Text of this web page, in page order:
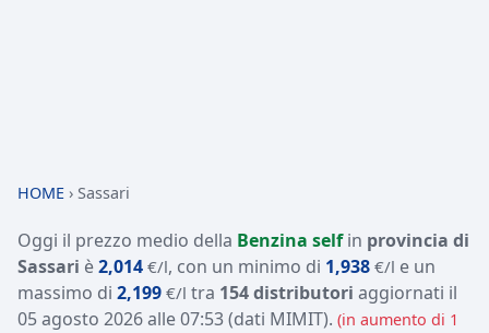
HOME › Sassari
Oggi il prezzo medio della Benzina selfin provincia di
Sassari è2,014 €/l, con un minimo di 1,938 €/l e un
massimo di 2,199 €/l tra 154 distributori aggiornati il
05 agosto 2026 alle 07:53(dati MIMIT). (in aumento di 1